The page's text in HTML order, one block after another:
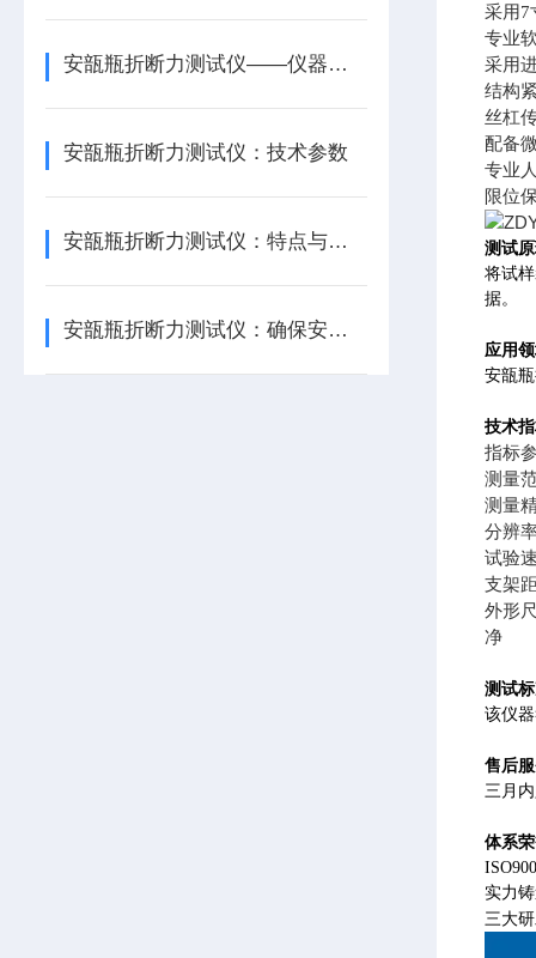
安瓿瓶折断力测试仪——仪器百科
安瓿瓶折断力测试仪：技术参数
安瓿瓶折断力测试仪：特点与技术参数
安瓿瓶折断力测试仪：确保安瓿瓶的产品质量
采用7
专业
采用
结构
丝杠
配备
专业
限位
测试
将试
据。
应用
安瓿
技术
指标
测量
测量
分辨
试验
支架
外形
净
测试
该仪
售后
三月
体系
实力
三大